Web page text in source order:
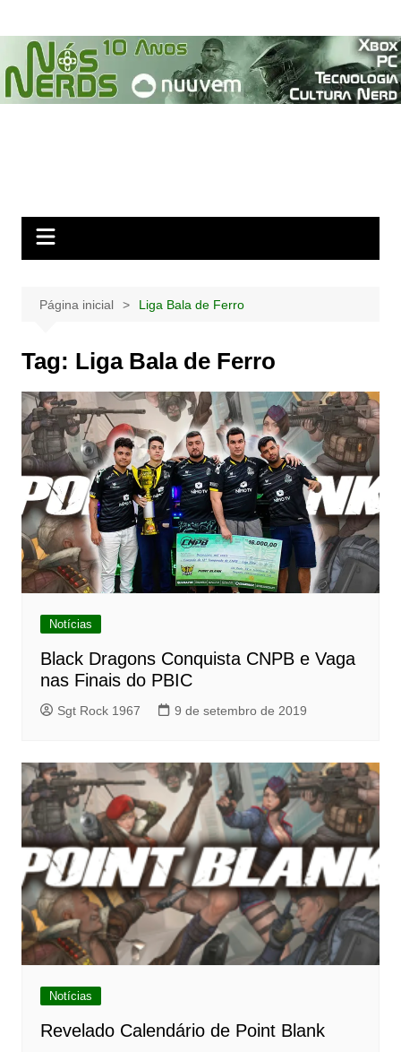
para
conteúdo
Página inicial Liga Bala de Ferro
Tag: Liga Bala de Ferro
Notícias
Black Dragons Conquista CNPB e Vaga
nas Finais do PBIC
Sgt Rock 1967 9 de setembro de 2019
Notícias
Revelado Calendário de Point Blank